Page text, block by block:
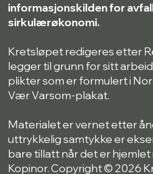
informasjonskilden for
sirkulærøkonomi.
Kretsløpet redigeres etter
legger til grunn for sitt
plikter som er formulert i
Vær Varsom-plakat.
Materialet er vernet etter
uttrykkelig samtykke er
bare tillatt når det er hjemlet
Kopinor. Copyright © 2026